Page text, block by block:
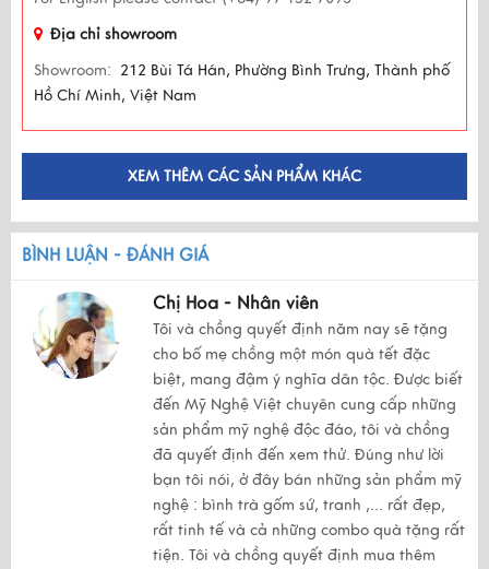
Địa chỉ showroom
Showroom: 212 Bùi Tá Hán, Phường Bình Trưng, Thành phố
Hồ Chí Minh, Việt Nam
XEM THÊM CÁC SẢN PHẨM KHÁC
BÌNH LUẬN - ĐÁNH GIÁ
Chị Hoa - Nhân viên
Tôi và chồng quyết định năm nay sẽ tặng
cho bố mẹ chồng một món quà tết đặc
biệt, mang đậm ý nghĩa dân tộc. Được biết
đến Mỹ Nghệ Việt chuyên cung cấp những
sản phẩm mỹ nghệ độc đáo, tôi và chồng
đã quyết định đến xem thử. Đúng như lời
bạn tôi nói, ở đây bán những sản phẩm mỹ
nghệ : bình trà gốm sứ, tranh ,... rất đẹp,
rất tinh tế và cả những combo quà tặng rất
tiện. Tôi và chồng quyết định mua thêm